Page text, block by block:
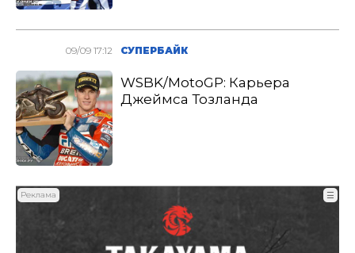
09/09 17:12 СУПЕРБАЙК
WSBK/MotoGP: Карьера
Джеймса Тозланда
Реклама ☰